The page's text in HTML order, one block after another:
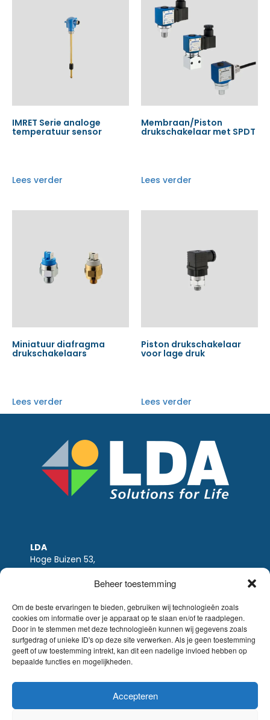
Beheer toestemming
Om de beste ervaringen te bieden, gebruiken wij technologieën zoals
cookies om informatie over je apparaat op te slaan en/of te raadplegen.
Door in te stemmen met deze technologieën kunnen wij gegevens zoals
surfgedrag of unieke ID's op deze site verwerken. Als je geen toestemming
geeft of uw toestemming intrekt, kan dit een nadelige invloed hebben op
bepaalde functies en mogelijkheden.
Accepteren
IMRET Serie analoge
temperatuur sensor
Lees verder
Membraan/Piston
drukschakelaar met SPDT
Lees verder
Miniatuur diafragma
drukschakelaars
Lees verder
Piston drukschakelaar
voor lage druk
Lees verder
LDA
Hoge Buizen 53,
1980 EPPEGEM
Tel +32 (0)2-266.13.13
LDA@LDA.be
BTW: BE0405.895.609
IBAN: KBC / BE51 7340 2410 9862
BIC: KBC / KREDBEBB
Wettelijke-disclaimer
verkoopsvoorwaarden
© LDA Belgium, all rights reserved.